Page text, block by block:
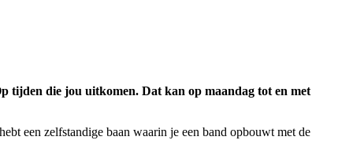
tijden die jou uitkomen. Dat kan op maandag tot en met
een zelfstandige baan waarin je een band opbouwt met de